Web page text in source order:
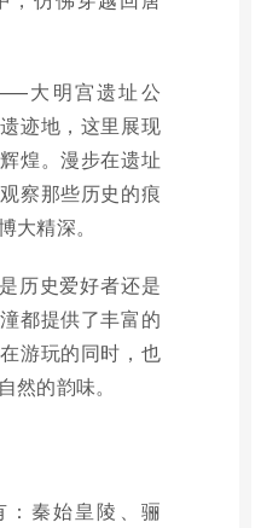
大明宫遗址公
迹地，这里展现
煌。漫步在遗址
察那些历史的痕
大精深。
历史爱好者还是
都提供了丰富的
游玩的同时，也
然的韵味。
：秦始皇陵、骊